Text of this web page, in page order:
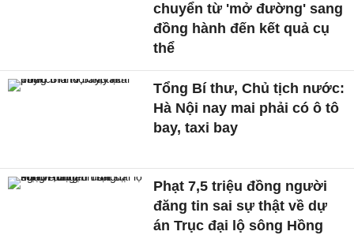
chuyển từ 'mở đường' sang
đồng hành đến kết quả cụ
thể
Tổng Bí thư, Chủ tịch nước:
Hà Nội nay mai phải có ô tô
bay, taxi bay
Phạt 7,5 triệu đồng người
đăng tin sai sự thật về dự
án Trục đại lộ sông Hồng